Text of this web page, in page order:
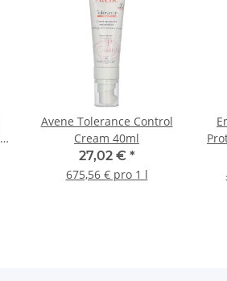
Avene Tolerance Control
Cream 40ml
27,02 € *
675,56 € pro 1 l